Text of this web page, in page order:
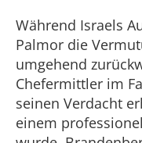
Während Israels
Palmor die
umgehend
Chefermittler im
seinen Verdacht
einem